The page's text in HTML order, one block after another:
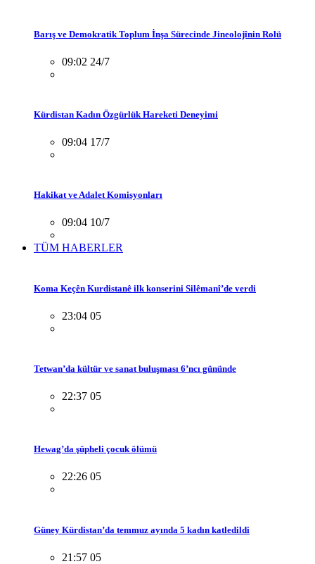
Barış ve Demokratik Toplum İnşa Sürecinde Jineolojînin Rolü
09:02 24/7
Kürdistan Kadın Özgürlük Hareketi Deneyimi
09:04 17/7
Hakikat ve Adalet Komisyonları
09:04 10/7
TÜM HABERLER
Koma Keçên Kurdistanê ilk konserini Silêmanî’de verdi
23:04 05
Tetwan’da kültür ve sanat buluşması 6’ncı gününde
22:37 05
Hewag’da şüpheli çocuk ölümü
22:26 05
Güney Kürdistan’da temmuz ayında 5 kadın katledildi
21:57 05